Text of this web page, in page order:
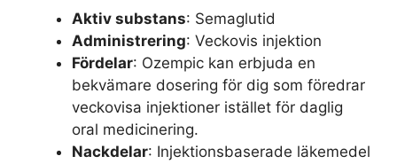
Aktiv substans: Semaglutid
Administrering: Veckovis injektion
Fördelar: Ozempic kan erbjuda en
bekvämare dosering för dig som föredrar
veckovisa injektioner istället för daglig
oral medicinering.
Nackdelar: Injektionsbaserade läkemedel